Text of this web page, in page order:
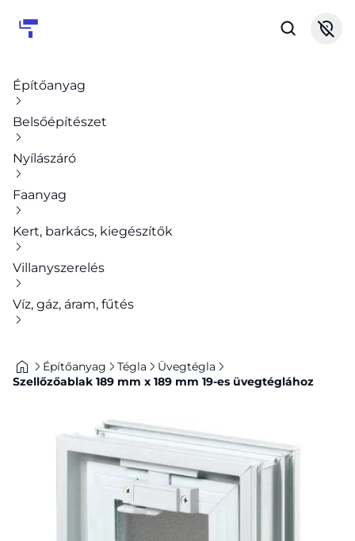
Építőanyag
Belsőépítészet
Nyílászáró
Faanyag
Kert, barkács, kiegészítők
Villanyszerelés
Víz, gáz, áram, fűtés
Építőanyag Tégla
Üvegtégla
Szellőzőablak 189 mm x 189 mm 19-es üvegtéglához